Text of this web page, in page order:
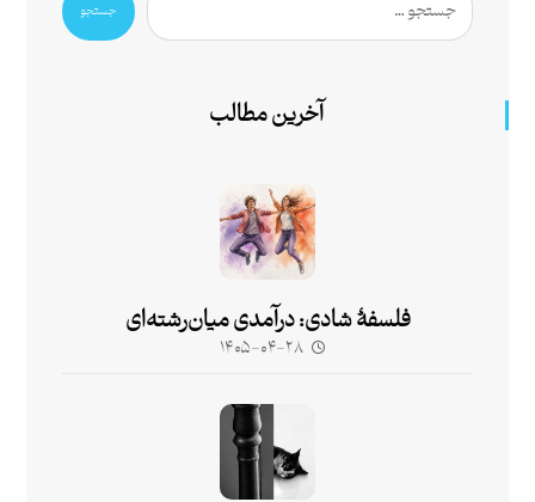
جستجو
آخرین مطالب
فلسفۀ شادی: درآمدی میان‌رشته‌ای
۱۴۰۵-۰۴-۲۸